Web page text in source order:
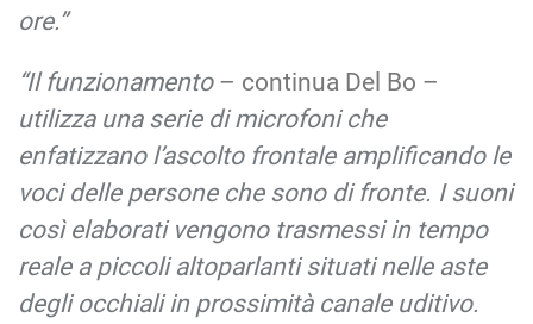
ore.”
“Il funzionamento– continua Del Bo –
utilizza una serie di microfoni che
enfatizzano l’ascolto frontale amplificando le
voci delle persone che sono di fronte. I suoni
così elaborati vengono trasmessi in tempo
reale a piccoli altoparlanti situati nelle aste
degli occhiali in prossimità canale uditivo.